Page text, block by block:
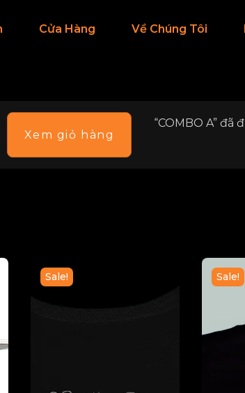
Cửa Hàng Về Chúng Tôi
“COMBO A” đã
Xem giỏ hàng
Sale! Sale!